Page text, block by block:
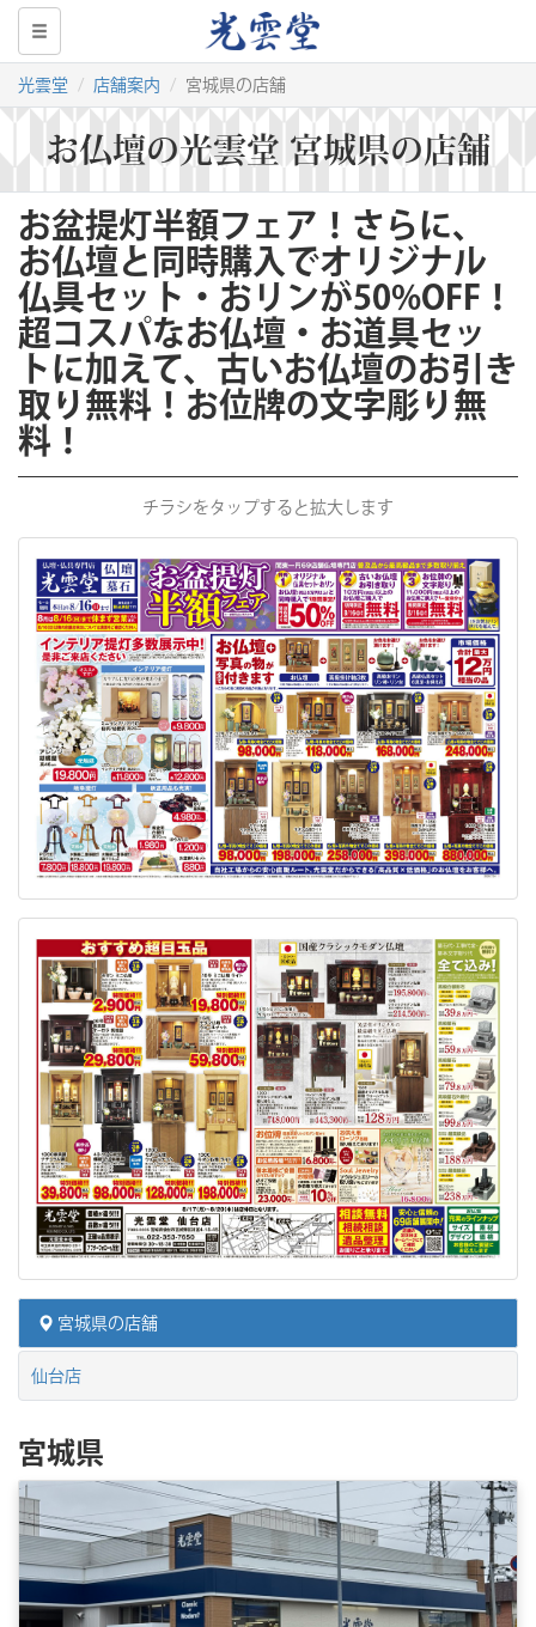
光雲堂 店舗案内 宮城県の店舗
お仏壇の光雲堂 宮城県の店舗
お盆提灯半額フェア！さらに、
お仏壇と同時購入でオリジナル
仏具セット・おリンが50%OFF！
超コスパなお仏壇・お道具セッ
トに加えて、古いお仏壇のお引き
取り無料！お位牌の文字彫り無
料！
チラシをタップすると拡大します
宮城県の店舗
仙台店
宮城県